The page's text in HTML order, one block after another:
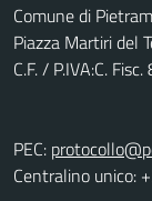
Comune di
Piazza Martiri del
C.F. / P.IVA:C.
PEC:
Centralino unico: